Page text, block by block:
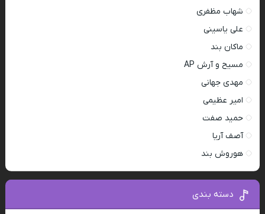
شهاب مظفری
علی یاسینی
ماکان بند
مسیح و آرش AP
مهدی جهانی
امیر عظیمی
حمید صفت
آصف آریا
هوروش بند
دسته بندی